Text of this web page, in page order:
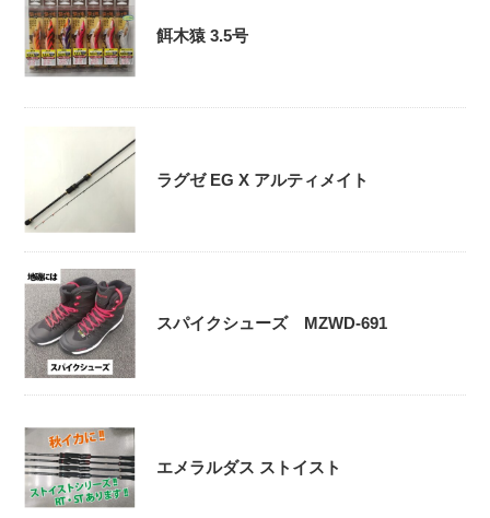
餌木猿 3.5号
ラグゼ EG X アルティメイト
スパイクシューズ MZWD-691
エメラルダス ストイスト